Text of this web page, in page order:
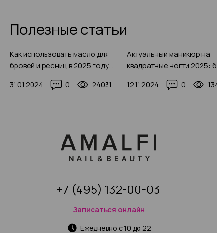
Полезные статьи
Как использовать масло для
бровей и ресниц в 2025 году
31.01.2024 0 24031
Актуальный маникюр на
квадратные ногти 2025:
красивого дизайна
12.11.2024 0
Ежедневно с 10 до 22
Записаться онлайн
+7 (495) 132-00-03